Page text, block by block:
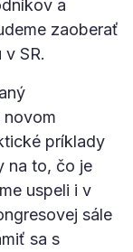
a
zaoberať
SR.
príklady
na to, čo je
uspeli i v
sále
sa s